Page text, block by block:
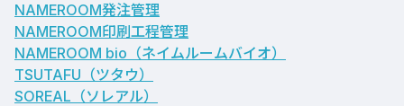
NAMEROOM発注管理
NAMEROOM印刷工程管理
NAMEROOM bio （ネイムルームバイオ）
TSUTAFU（ツタウ）
SOREAL（ソレアル）